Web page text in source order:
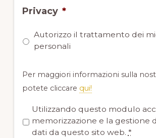
Privacy *
Autorizzo il trattamento dei
personali
Per maggiori informazioni sulla
potete cliccare qui!
r
Utilizzando questo modulo
memorizzazione e la gestione
dati da questo sito web. *